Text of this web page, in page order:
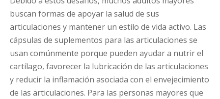
buscan formas de apoyar la salud de sus
articulaciones y mantener un estilo de vida activo. Las
cápsulas de suplementos para las articulaciones se
usan comúnmente porque pueden ayudar a nutrir el
cartílago, favorecer la lubricación de las articulaciones
y reducir la inflamación asociada con el envejecimiento
de las articulaciones. Para las personas mayores que